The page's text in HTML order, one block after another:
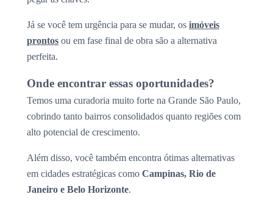
Já se você tem urgência para se mudar, os imóveis
prontos ou em fase final de obra são a alternativa
perfeita.
Onde encontrar essas oportunidades?
Temos uma curadoria muito forte na Grande São Paulo,
cobrindo tanto bairros consolidados quanto regiões com
alto potencial de crescimento.
Além disso, você também encontra ótimas alternativas
em cidades estratégicas como Campinas, Rio de
Janeiro e Belo Horizonte.